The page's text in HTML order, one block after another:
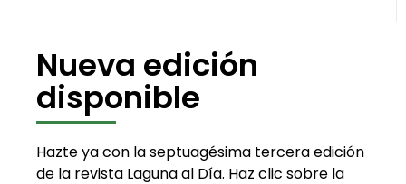
Nueva edición
disponible
Hazte ya con la septuagésima tercera edición
de la revista Laguna al Día. Haz clic sobre la